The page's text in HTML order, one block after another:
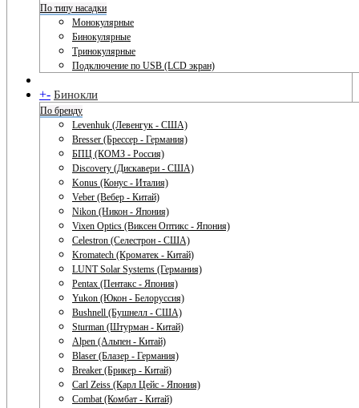
По типу насадки
Монокулярные
Бинокулярные
Тринокулярные
Подключение по USB (LCD экран)
+- Бинокли
По бренду
Levenhuk (Левенгук - США)
Bresser (Брессер - Германия)
БПЦ (КОМЗ - Россия)
Discovery (Дискавери - США)
Konus (Конус - Италия)
Veber (Вебер - Китай)
Nikon (Никон - Япония)
Vixen Optics (Виксен Оптикс - Япония)
Celestron (Селестрон - США)
Kromatech (Кроматек - Китай)
LUNT Solar Systems (Германия)
Pentax (Пентакс - Япония)
Yukon (Юкон - Белоруссия)
Bushnell (Бушнелл - США)
Sturman (Штурман - Китай)
Alpen (Альпен - Китай)
Blaser (Блазер - Германия)
Breaker (Брикер - Китай)
Carl Zeiss (Карл Цейс - Япония)
Combat (Комбат - Китай)